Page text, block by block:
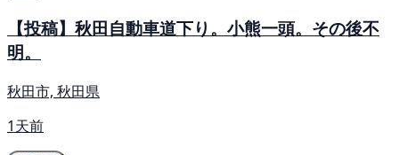
【投稿】秋田自動車道下り。小熊一頭。その後不
明。
秋田市, 秋田県
1天前